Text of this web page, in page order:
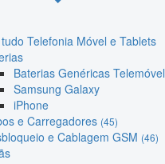
Telefonia Móvel e Tablets
Baterias Genéricas Telemóvel
Samsung Galaxy
iPhone
e Carregadores (45)
e Cablagem GSM (46)